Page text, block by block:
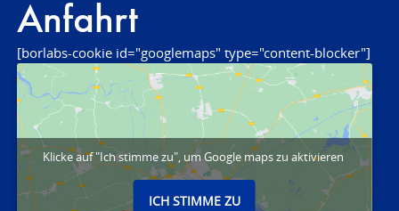
Anfahrt
[borlabs-cookie id="googlemaps" type="content-blocker"]
Klicke auf "Ich stimme zu", um Google maps zu aktivieren
ICH STIMME ZU